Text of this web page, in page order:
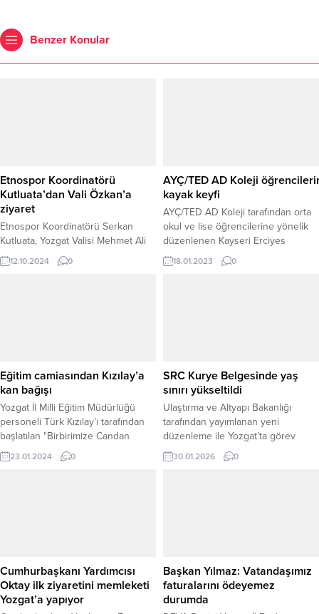
Benzer Konular
Etnospor Koordinatörü
Kutluata’dan Vali Özkan’a
ziyaret
Etnospor Koordinatörü Serkan
Kutluata, Yozgat Valisi Mehmet Ali
Özkan'ı makamında ziyaret ederek,
Yozgat'ta planlanan önemli projeler
12.10.2024 0
AYÇ/TED AD Koleji
kayak keyfi
AYÇ/TED AD Koleji tarafından orta
okul ve lise öğrencilerine yönelik
düzenlenen Kayseri Erciyes
gezisinde öğrenciler kızak
kaymanın keyfini doyasıya yaşadı.
18.01.2023 0
Eğitim camiasından Kızılay’a
kan bağışı
Yozgat İl Milli Eğitim Müdürlüğü
personeli Türk Kızılay’ı tarafından
başlatılan "Birbirimize Candan
Bağlıyız" kampanyasına kan
bağışında bulunarak destek oldu.
23.01.2024 0
SRC Kurye Belgesinde yaş
sınırı yükseltildi
Ulaştırma ve Altyapı Bakanlığı
tarafından yayımlanan yeni
düzenleme ile Yozgat’ta görev
yapan kuryeleri de ilgilendiren SRC
kurye mesleki yeterlilik belgesinde
belgesi mevzuatta açık şekilde
tanımlandı. Yeni düzenleme...
30.01.2026 0
Cumhurbaşkanı Yardımcısı
Oktay ilk ziyaretini memleketi
Yozgat’a yapıyor
Başkan Yılmaz: Vatandaşımız
faturalarını ödeyemez
durumda